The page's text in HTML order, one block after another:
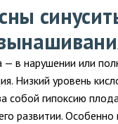
— в нарушении или
Низкий уровень
собой гипоксию
развитии.